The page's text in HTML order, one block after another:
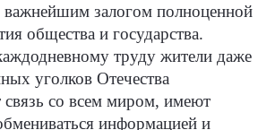
важнейшим залогом полноценной
общества и государства.
труду жители даже
уголков Отечества
со всем миром, имеют
информацией и